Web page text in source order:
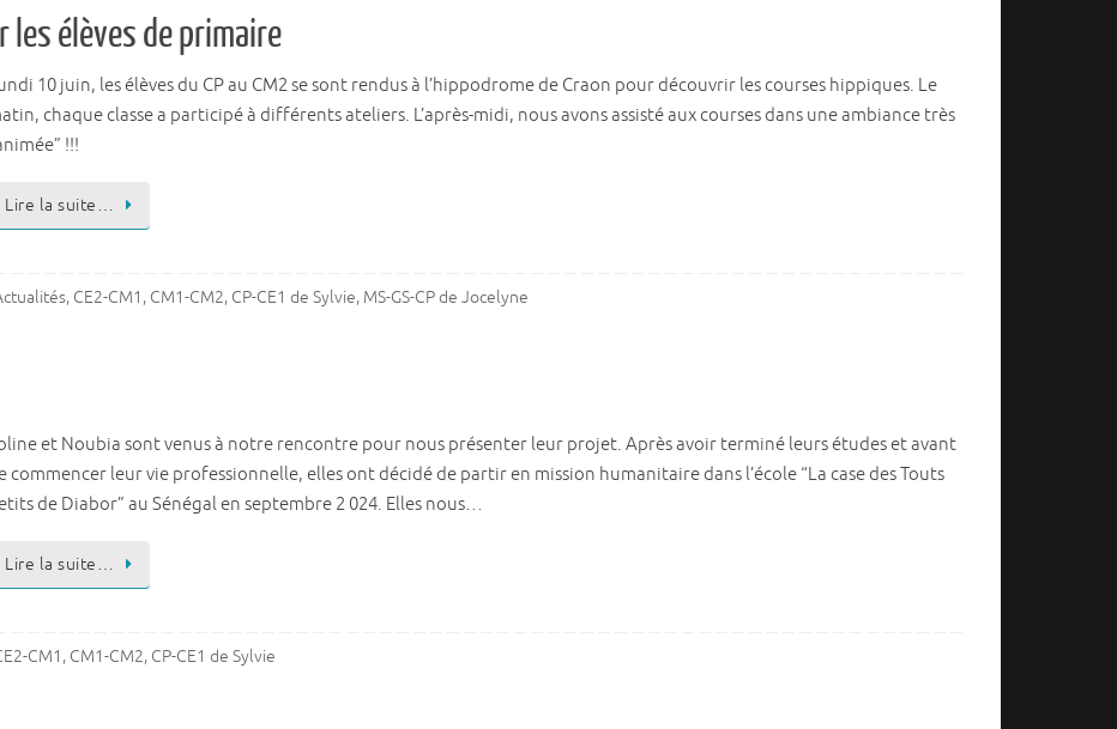
les élèves de primaire
10 juin, les élèves du CP au CM2 se sont rendus à l’hippodrome de Craon pour découvrir les courses hippiques. Le
chaque classe a participé à différents ateliers. L’après-midi, nous avons assisté aux courses dans une ambiance très
!!!
Lire la suite…
, CE2-CM1 , CM1-CM2, CP-CE1 de Sylvie, MS-GS-CP de Jocelyne
et Noubia sont venus à notre rencontre pour nous présenter leur projet. Après avoir terminé leurs études et avant
commencer leur vie professionnelle, elles ont décidé de partir en mission humanitaire dans l’école “La case des Touts
de Diabor” au Sénégal en septembre 2 024. Elles nous…
Lire la suite…
CM1 , CM1-CM2, CP-CE1 de Sylvie